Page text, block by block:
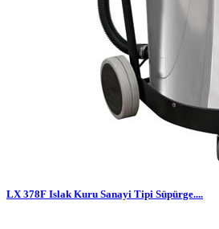
LX 378F Islak Kuru Sanayi Tipi Süpürge....